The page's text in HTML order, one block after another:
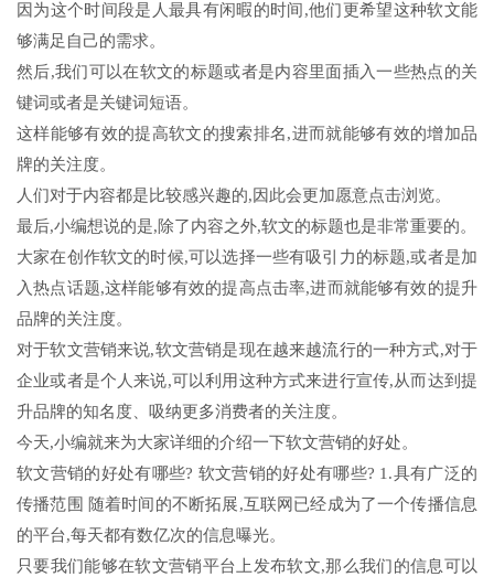
因为这个时间段是人最具有闲暇的时间,他们更希望这种软文能
够满足自己的需求。
然后,我们可以在软文的标题或者是内容里面插入一些热点的关
键词或者是关键词短语。
这样能够有效的提高软文的搜索排名,进而就能够有效的增加品
牌的关注度。
人们对于内容都是比较感兴趣的,因此会更加愿意点击浏览。
最后,小编想说的是,除了内容之外,软文的标题也是非常重要的。
大家在创作软文的时候,可以选择一些有吸引力的标题,或者是加
入热点话题,这样能够有效的提高点击率,进而就能够有效的提升
品牌的关注度。
对于软文营销来说,软文营销是现在越来越流行的一种方式,对于
企业或者是个人来说,可以利用这种方式来进行宣传,从而达到提
升品牌的知名度、吸纳更多消费者的关注度。
今天,小编就来为大家详细的介绍一下软文营销的好处。
软文营销的好处有哪些? 软文营销的好处有哪些? 1.具有广泛的
传播范围 随着时间的不断拓展,互联网已经成为了一个传播信息
的平台,每天都有数亿次的信息曝光。
只要我们能够在软文营销平台上发布软文,那么我们的信息可以